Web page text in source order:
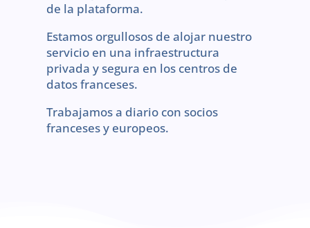
de la plataforma.
Estamos orgullosos de alojar nuestro
servicio en una infraestructura
privada y segura en los centros de
datos franceses.
Trabajamos a diario con socios
franceses y europeos.